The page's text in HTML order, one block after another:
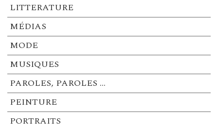
LITTERATURE
MÉDIAS
MODE
MUSIQUES
PAROLES, PAROLES …
PEINTURE
PORTRAITS